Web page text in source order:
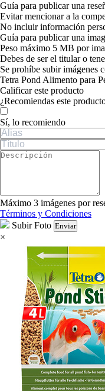
Guía para publicar una
Evitar mencionar a la
No incluir información
Guía para publicar una
Peso máximo 5 MB por
Debes de ser el titular o
Se prohíbe subir imágenes
Tetra Pond Alimento para
Calificar este producto
Tu valoración
¿Recomiendas este
Sí, lo recomiendo
Máximo 3 imágenes por
Términos y Condiciones
Subir Foto Enviar
×